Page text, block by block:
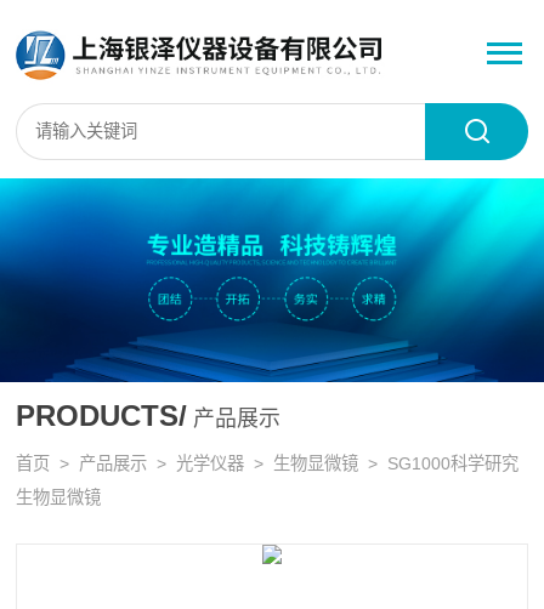
PRODUCTS/ 产品展示
首页 > 产品展示 > 光学仪器 > 生物显微镜 > SG1000科学研究
生物显微镜